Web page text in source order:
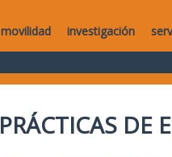
movilidad investigación
PRÁCTICAS DE